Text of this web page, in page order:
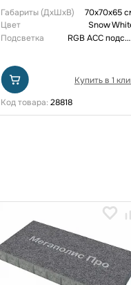
Габариты (ДxШxВ)
70x70x65
Цвет
Snow
Подсветка
RGB ACC подсветка перезаряжаемая
Купить в 1
Код товара: 28818